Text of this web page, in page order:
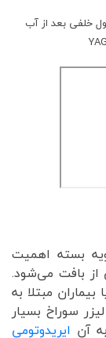
خلفی بعد از آب
بسته اهمیت
بافت می‌شود.
مبتلا به
سوراخ بسیار
آن ایریدوتومی